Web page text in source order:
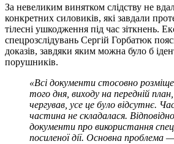
За невеликим винятком слідству не
конкретних силовиків, які завдали
тілесні ушкодження під час зіткнень.
спецрозслідувань Сергій Горбатюк
доказів, завдяки яким можна було б
порушників.
«Всі документи стосовно
того дня, виходу на передній
чергував, усе це було відсутнє.
частина не складалася.
документи про використання
посиленої дії. Основна проблема